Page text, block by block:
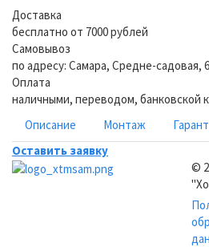
Доставка
бесплатно от 7000 рублей
Самовывоз
по адресу: Самара, Средне-садовая,
Оплата
наличными, переводом, банковской
Описание
Монтаж
Оставить заявку
©